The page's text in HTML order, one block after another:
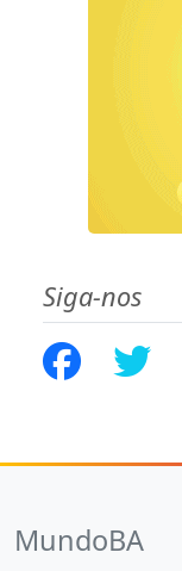
Siga-nos
MundoBA